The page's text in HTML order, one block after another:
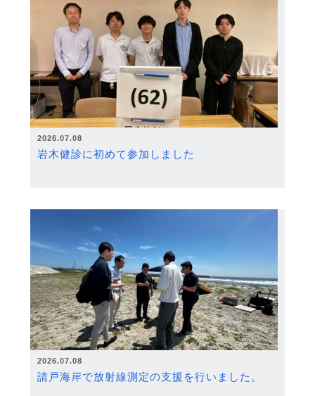
2026.07.08
岩木健診に初めて参加しました
2026.07.08
請戸海岸で放射線測定の支援を行いました。